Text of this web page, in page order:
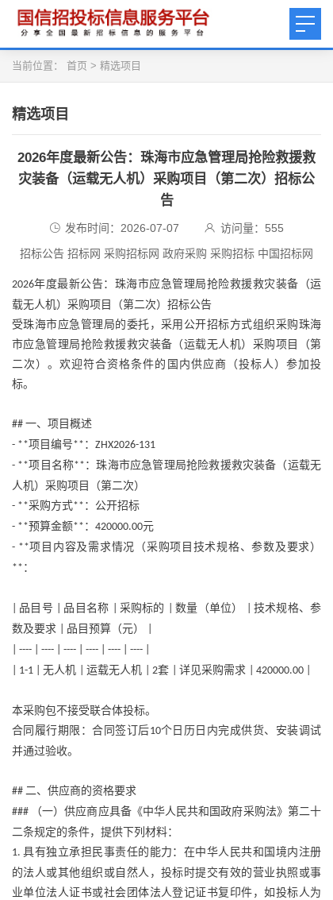
当前位置： 首页 > 精选项目
精选项目
2026年度最新公告：珠海市应急管理局抢险救援救
灾装备（运载无人机）采购项目（第二次）招标公
告
发布时间：2026-07-07 访问量： 555
招标公告 招标网 采购招标网 政府采购 采购招标 中国招标网
2026年度最新公告：珠海市应急管理局抢险救援救灾装备（运
载无人机）采购项目（第二次） 招标公告
受珠海市应急管理局的委托，采用公开招标方式组织采购珠海
市应急管理局抢险救援救灾装备（运载无人机）采购项目（第
二次）。欢迎符合资格条件的国内供应商（投标人）参加投
标。
## 一、项目概述
- **项目编号** ： ZHX2026-131
- **项目名称** ：珠海市应急管理局抢险救援救灾装备（运载无
人机）采购项目（第二次）
- **采购方式** ：公开招标
- **预算金额** ： 420000.00元
- **项目内容及需求情况（采购项目技术规格、参数及要求）
** ：
品目号 品目名称 采购标的 |数量（单位）
技术规格、参
数及要求
品目预算（元）
| ---- | ---- | ---- | ---- | ---- | ---- |
| 1-1 | 无人机 运载无人机 | 2套 详见采购需求 | 420000.00 |
本采购包不接受联合体投标。
合同履行期限：合同签订后10个日历日内完成供货、安装调试
并通过验收。
## 二、供应商的资格要求
###
（一）供应商应具备《中华人民共和国政府采购法》第二十
二条规定的条件，提供下列材料：
1.具有独立承担民事责任的能力：在中华人民共和国境内注册
的法人或其他组织或自然人，投标时提交有效的营业执照或事
业单位法人证书或社会团体法人登记证书复印件，如投标人为